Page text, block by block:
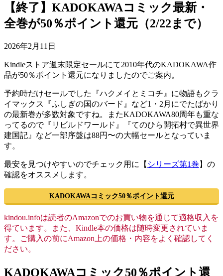
【終了】KADOKAWAコミック最新・
全巻が50％ポイント還元（2/22まで）
2026年2月11日
Kindleストア週末限定セールにて2010年代のKADOKAWA作
品が50％ポイント還元になりましたのでご案内。
予約時だけセールでした『ハクメイとミコチ』に物語もクラ
イマックス『ふしぎの国のバード』など1・2月にでたばかり
の最新巻が多数対象ですね。またKADOKAWA80周年も重な
ってるので『リビルドワールド』『てのひら開拓村で異世界
建国記』など一部序盤は88円〜の大幅セールとなっていま
す。
最安を見つけやすいのでチェック用に【 シリーズ第1巻 】の
確認をオススメします。
KADOKAWAコミック50％ポイント還元
kindou.infoは読者のAmazonでのお買い物を通じて適格収入を
得ています。また、Kindle本の価格は随時変更されていま
す。ご購入の前にAmazon上の価格・内容をよく確認してく
ださい。
KADOKAWAコミック50％ポイント還